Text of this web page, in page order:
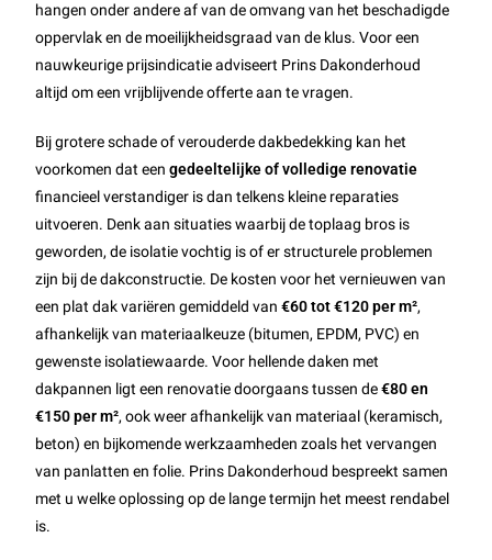
hangen onder andere af van de omvang van het beschadigde
oppervlak en de moeilijkheidsgraad van de klus. Voor een
nauwkeurige prijsindicatie adviseert Prins Dakonderhoud
altijd om een vrijblijvende offerte aan te vragen.
Bij grotere schade of verouderde dakbedekking kan het
voorkomen dat eengedeeltelijke of volledige renovatie
financieel verstandiger is dan telkens kleine reparaties
uitvoeren. Denk aan situaties waarbij de toplaag bros is
geworden, de isolatie vochtig is of er structurele problemen
zijn bij de dakconstructie. De kosten voor het vernieuwen van
een plat dak variëren gemiddeld van€60 tot €120 per m²,
afhankelijk van materiaalkeuze (bitumen, EPDM, PVC) en
gewenste isolatiewaarde. Voor hellende daken met
dakpannen ligt een renovatie doorgaans tussen de€80 en
€150 per m², ook weer afhankelijk van materiaal (keramisch,
beton) en bijkomende werkzaamheden zoals het vervangen
van panlatten en folie. Prins Dakonderhoud bespreekt samen
met u welke oplossing op de lange termijn het meest rendabel
is.